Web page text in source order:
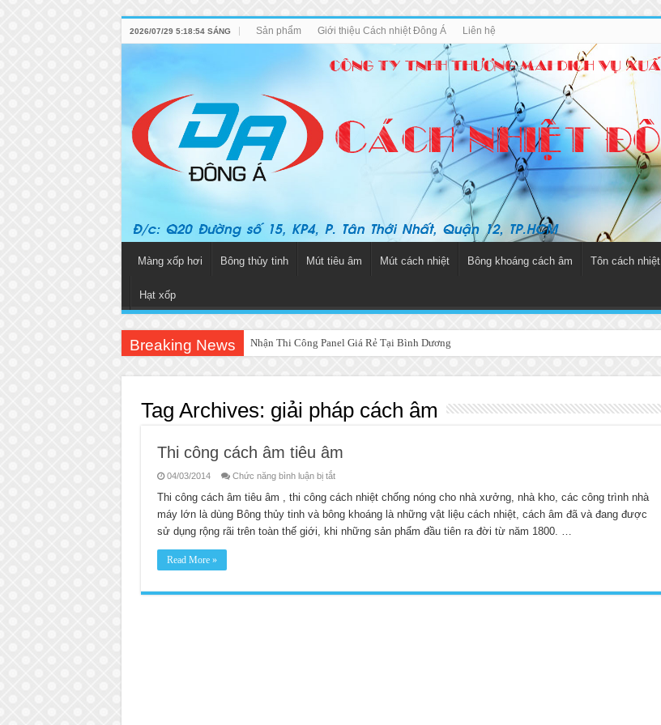
2026/07/29 5:18:54 SÁNG Sản phẩm Giới thiệu Cách nhiệt Đông Á Liên hệ
Màng xốp hơi Bông thủy tinh Mút tiêu âm Mút cách nhiệt Bông khoáng cách âm Tôn cách nhiệt
Hạt xốp
Breaking News Nhận Thi Công Panel Giá Rẻ Tại Bình Dương
Tag Archives: giải pháp cách âm
Thi công cách âm tiêu âm
04/03/2014 Chức năng bình luận bị tắtở
công
cách
âm
tiêu
âm
Thi công cách âm tiêu âm , thi công cách nhiệt chống nóng cho nhà xưởng, nhà kho, các công trình nhà
máy lớn là dùng Bông thủy tinh và bông khoáng là những vật liệu cách nhiệt, cách âm đã và đang được
sử dụng rộng rãi trên toàn thế giới, khi những sản phẩm đầu tiên ra đời từ năm 1800. …
Read More »